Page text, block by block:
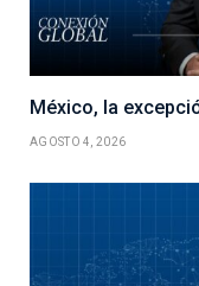
México, la
AGOSTO 4, 2026